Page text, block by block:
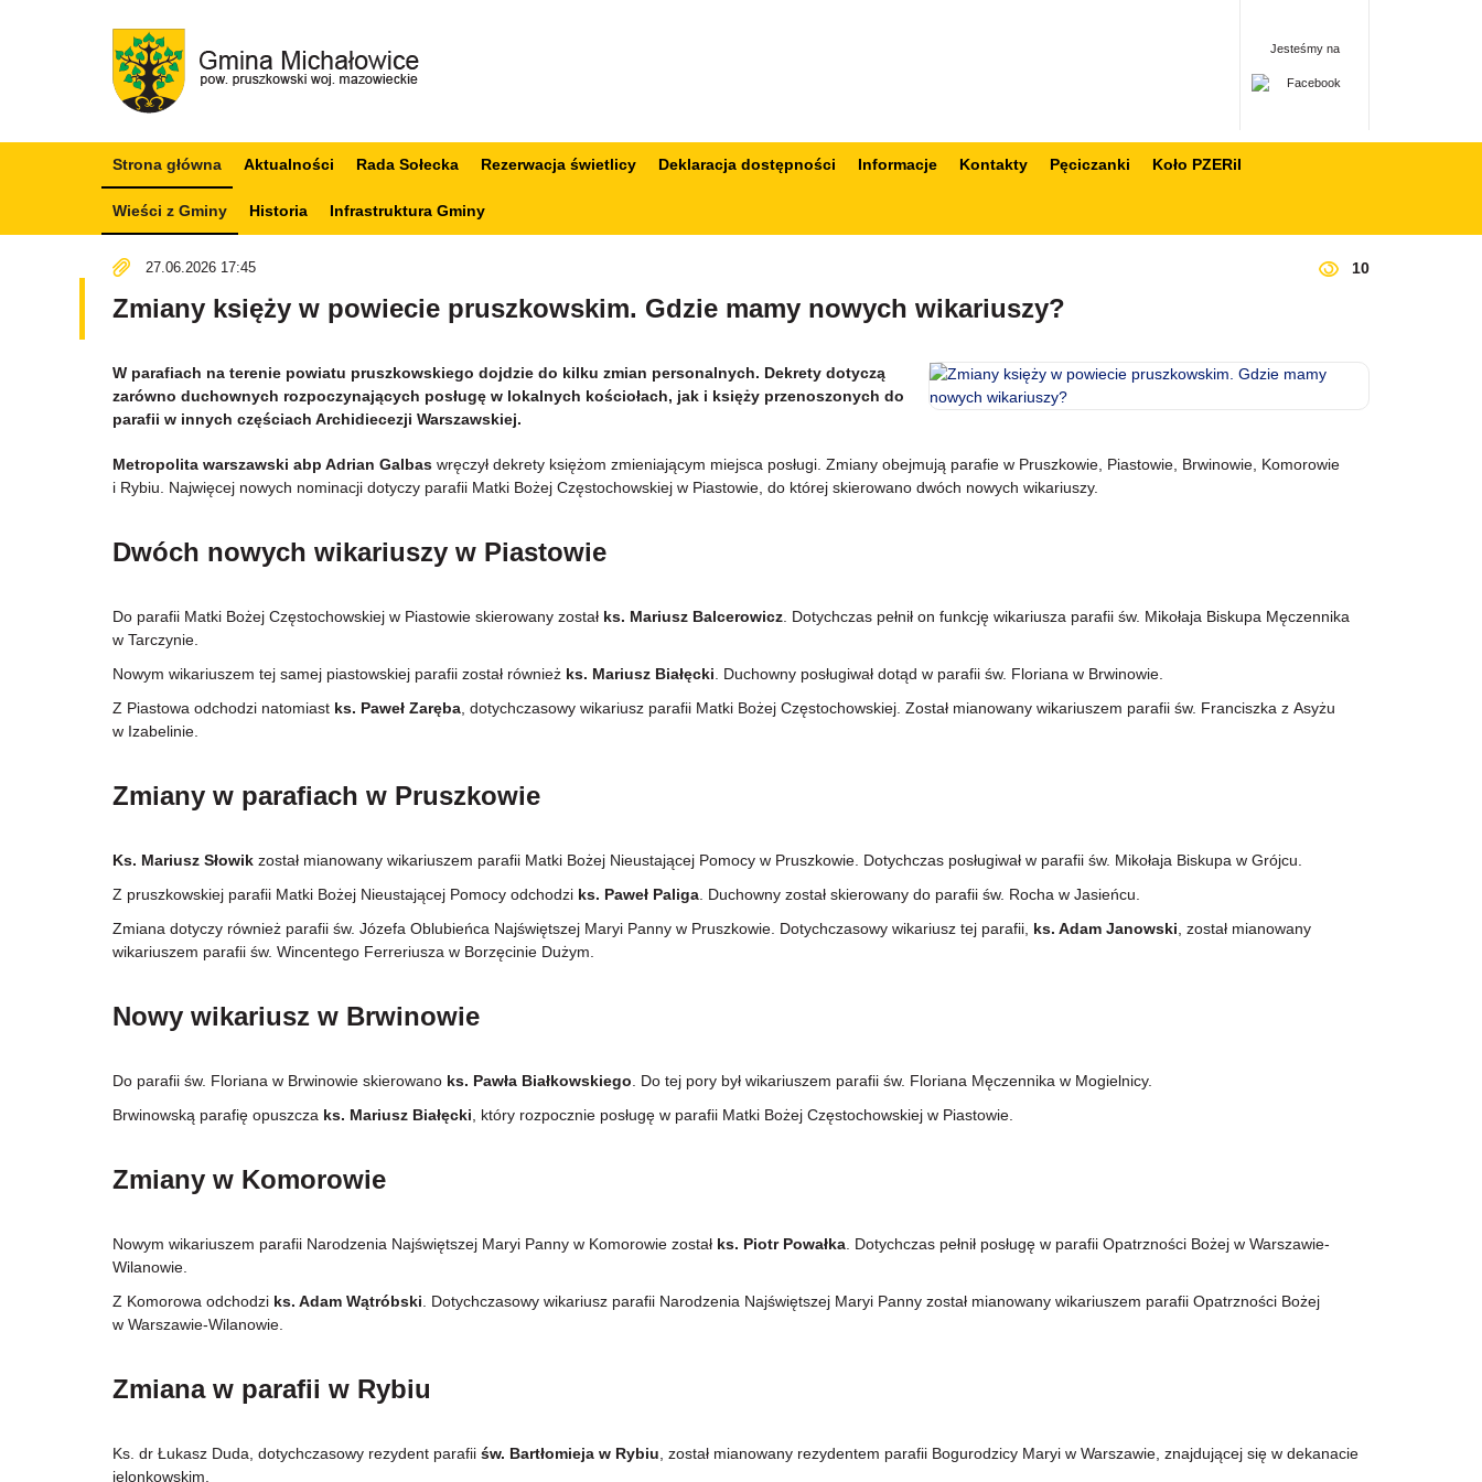
Jesteśmy na
Strona główna Aktualności Rada Sołecka Rezerwacja świetlicy Deklaracja dostępności Informacje Kontakty Pęciczanki Koło PZERiI
Wieści z Gminy Historia Infrastruktura Gminy
27.06.2026 17:45
Zmiany księży w powiecie pruszkowskim. Gdzie mamy nowych wikariuszy?
10
W parafiach na terenie powiatu pruszkowskiego dojdzie do kilku zmian personalnych. Dekrety dotyczą
zarówno duchownych rozpoczynających posługę w lokalnych kościołach, jak i księży przenoszonych do
parafii w innych częściach Archidiecezji Warszawskiej.
Metropolita warszawski abp Adrian Galbas wręczył dekrety księżom zmieniającym miejsca posługi. Zmiany obejmują parafie w Pruszkowie, Piastowie, Brwinowie, Komorowie
i Rybiu. Najwięcej nowych nominacji dotyczy parafii Matki Bożej Częstochowskiej w Piastowie, do której skierowano dwóch nowych wikariuszy.
Dwóch nowych wikariuszy w Piastowie
Do parafii Matki Bożej Częstochowskiej w Piastowie skierowany został ks. Mariusz Balcerowicz . Dotychczas pełnił on funkcję wikariusza parafii św. Mikołaja Biskupa Męczennika
w Tarczynie.
Nowym wikariuszem tej samej piastowskiej parafii został również ks. Mariusz Białęcki . Duchowny posługiwał dotąd w parafii św. Floriana w Brwinowie.
Z Piastowa odchodzi natomiast ks. Paweł Zaręba , dotychczasowy wikariusz parafii Matki Bożej Częstochowskiej. Został mianowany wikariuszem parafii św. Franciszka z Asyżu
w Izabelinie.
Zmiany w parafiach w Pruszkowie
Ks. Mariusz Słowik został mianowany wikariuszem parafii Matki Bożej Nieustającej Pomocy w Pruszkowie. Dotychczas posługiwał w parafii św. Mikołaja Biskupa w Grójcu.
Z pruszkowskiej parafii Matki Bożej Nieustającej Pomocy odchodzi ks. Paweł Paliga . Duchowny został skierowany do parafii św. Rocha w Jasieńcu.
Zmiana dotyczy również parafii św. Józefa Oblubieńca Najświętszej Maryi Panny w Pruszkowie. Dotychczasowy wikariusz tej parafii, ks. Adam Janowski , został mianowany
wikariuszem parafii św. Wincentego Ferreriusza w Borzęcinie Dużym.
Nowy wikariusz w Brwinowie
Do parafii św. Floriana w Brwinowie skierowano ks. Pawła Białkowskiego . Do tej pory był wikariuszem parafii św. Floriana Męczennika w Mogielnicy.
Brwinowską parafię opuszcza ks. Mariusz Białęcki , który rozpocznie posługę w parafii Matki Bożej Częstochowskiej w Piastowie.
Zmiany w Komorowie
Nowym wikariuszem parafii Narodzenia Najświętszej Maryi Panny w Komorowie został ks. Piotr Powałka . Dotychczas pełnił posługę w parafii Opatrzności Bożej w Warszawie-
Wilanowie.
Z Komorowa odchodzi ks. Adam Wątróbski . Dotychczasowy wikariusz parafii Narodzenia Najświętszej Maryi Panny został mianowany wikariuszem parafii Opatrzności Bożej
w Warszawie-Wilanowie.
Zmiana w parafii w Rybiu
Ks. dr Łukasz Duda, dotychczasowy rezydent parafii św. Bartłomieja w Rybiu , został mianowany rezydentem parafii Bogurodzicy Maryi w Warszawie, znajdującej się w dekanacie
jelonkowskim.